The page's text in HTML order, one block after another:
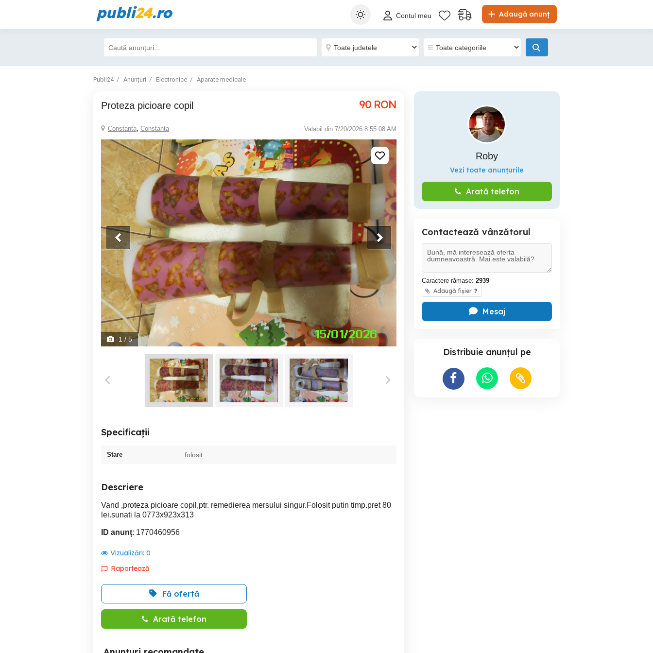
publi24.ro Adaugă anunț
Contul meu
Publi24 Anunțuri Electronice Aparate medicale
Proteza picioare copil 90 RON
Constanta, Constanta Valabil din 7/20/2026 8:55:08 AM
1 / 5
Specificații
Stare folosit
Descriere
Vand ,proteza picioare copil,ptr. remedierea mersului singur.Folosit putin timp.pret 80
lei.sunati la 0773x923x313
ID anunț: 1770460956
Vizualizări: 0
Raportează
Fă ofertă
Arată telefon
Roby
Vezi toate anunțurile
Arată telefon
Contactează vânzătorul
Caractere rămase: 2939
Adaugă fișier ?
Mesaj
Distribuie anunțul pe